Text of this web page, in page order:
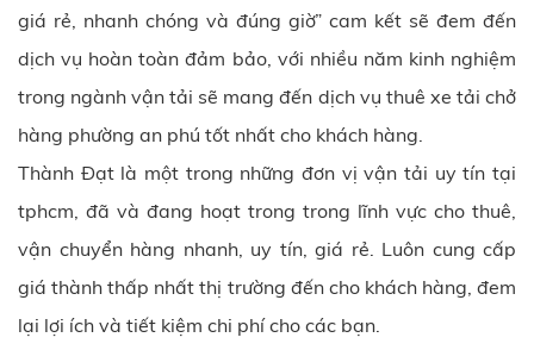
giá rẻ, nhanh chóng và đúng giờ” cam kết sẽ đem đến
dịch vụ hoàn toàn đảm bảo, với nhiều năm kinh nghiệm
trong ngành vận tải sẽ mang đến dịch vụ thuê xe tải chở
hàng phường an phú tốt nhất cho khách hàng.
Thành Đạtlà một trong những đơn vị vận tải uy tín tại
tphcm, đã và đang hoạt trong trong lĩnh vực cho thuê,
vận chuyển hàng nhanh, uy tín, giá rẻ. Luôn cung cấp
giá thành thấp nhất thị trường đến cho khách hàng, đem
lại lợi ích và tiết kiệm chi phí cho các bạn.